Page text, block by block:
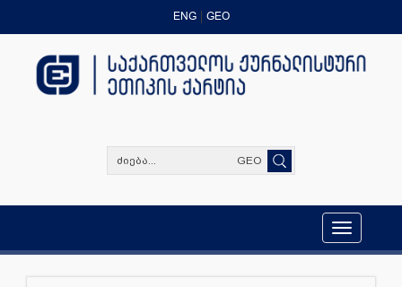
ENG GEO
GEO
Toggle
navigation